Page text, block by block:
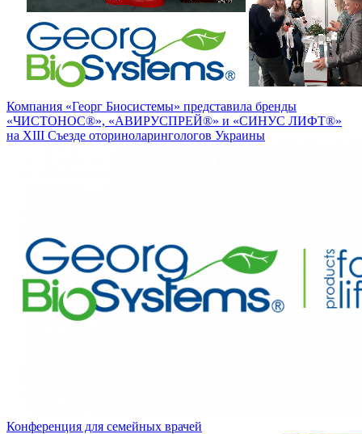
Компания «Георг Биосистемы» представила бренды
«ЧИСТОНОС®», «АВИРУСПРЕЙ®» и «СИНУС ЛИФТ®»
на XIII Съезде оториноларингологов Украины
Конференция для семейных врачей